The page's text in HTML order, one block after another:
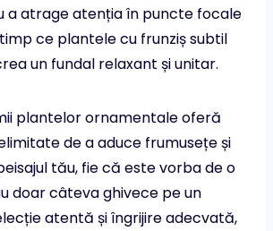
a atrage atenția în puncte focale
ce plantele cu frunziș subtil
un fundal relaxant și unitar.
plantelor ornamentale oferă
de a aduce frumusețe și
tău, fie că este vorba de o
doar câteva ghivece pe un
atentă și îngrijire adecvată,